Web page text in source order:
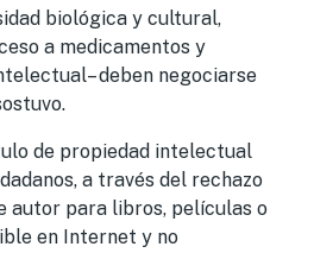
biológica y cultural,
a medicamentos y
deben negociarse
de propiedad intelectual
a través del rechazo
autor para libros, películas o
en Internet y no